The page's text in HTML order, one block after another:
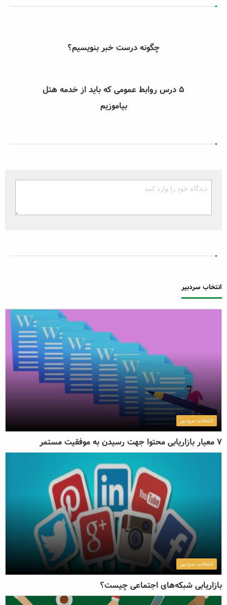
چگونه درست خبر بنویسیم؟
5 درس روابط عمومی که باید از خدمه هتل
بیاموزیم
ارسال دیدگاه
انتخاب سردبیر
انتخاب سردبیر
7 معیار بازاریابی محتوا جهت رسیدن به موفقیت مستمر
انتخاب سردبیر
بازاریابی شبکه‌های اجتماعی چیست؟